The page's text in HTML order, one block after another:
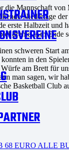
Mannschaft
Niederlage
erste Halbzeit
drehte. Am
schweren Start
in den
am Brett
man sagen,
Basketball Club
EURO ALLE